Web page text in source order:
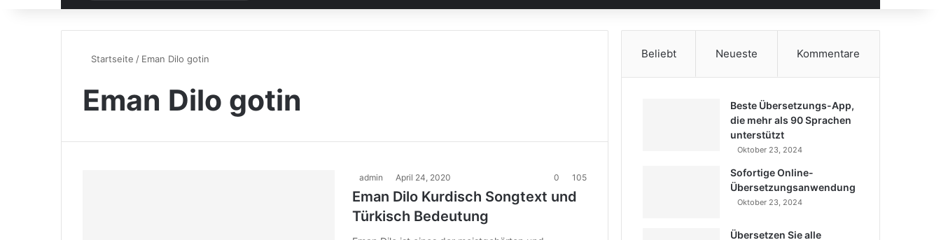
nach
Startseite / Eman Dilo gotin
Eman Dilo gotin
admin April 24, 2020 0 105
Eman Dilo Kurdisch Songtext und
Türkisch Bedeutung
Beliebt Neueste Kommentare
Beste Übersetzungs-App,
die mehr als 90 Sprachen
unterstützt
Oktober 23, 2024
Sofortige Online-
Übersetzungsanwendung
Oktober 23, 2024
Übersetzen Sie alle